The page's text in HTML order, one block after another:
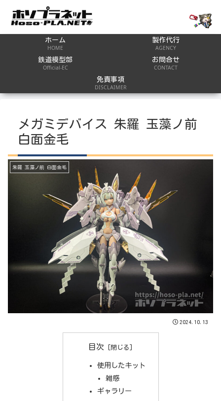
ホーム
HOME
製作代行
AGENCY
鉄道模型部
Official-EC
お問合せ
CONTACT
免責事項
DISCLAIMER
メガミデバイス 朱羅 玉藻ノ前
白面金毛
朱羅 玉藻ノ前 白面金毛
2024.10.13
目次
使用したキット
雑感
ギャラリー